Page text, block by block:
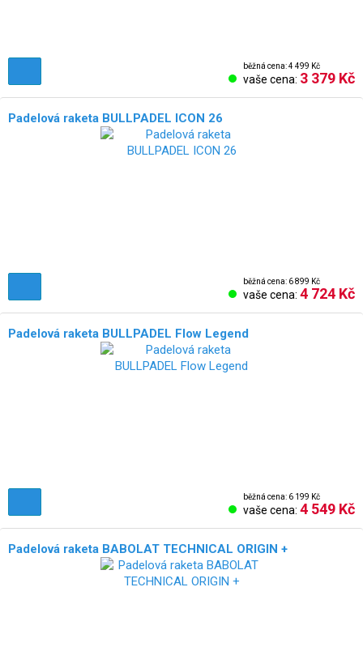
běžná cena: 4 499 Kč
vaše cena: 3 379 Kč
Padelová raketa BULLPADEL ICON 26
běžná cena: 6 899 Kč
vaše cena: 4 724 Kč
Padelová raketa BULLPADEL Flow Legend
běžná cena: 6 199 Kč
vaše cena: 4 549 Kč
Padelová raketa BABOLAT TECHNICAL ORIGIN +